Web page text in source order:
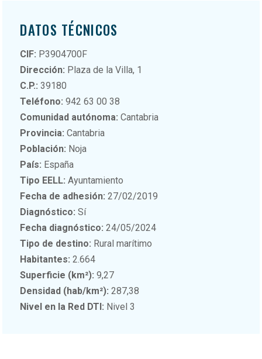
DATOS TÉCNICOS
CIF: P3904700F
Dirección: Plaza de la Villa, 1
C.P.: 39180
Teléfono: 942 63 00 38
Comunidad autónoma: Cantabria
Provincia: Cantabria
Población: Noja
País: España
Tipo EELL: Ayuntamiento
Fecha de adhesión: 27/02/2019
Diagnóstico: Sí
Fecha diagnóstico: 24/05/2024
Tipo de destino: Rural marítimo
Habitantes: 2.664
Superficie (km²): 9,27
Densidad (hab/km²): 287,38
Nivel en la Red DTI: Nivel 3